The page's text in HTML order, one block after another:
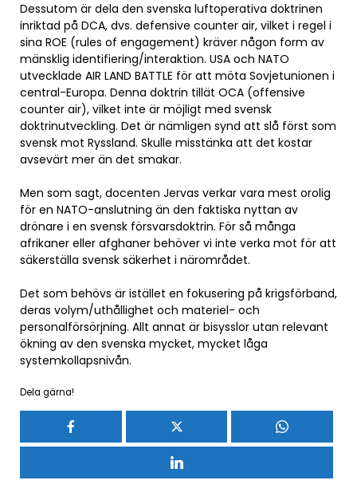
Dessutom är dela den svenska luftoperativa doktrinen
inriktad på DCA, dvs. defensive counter air, vilket i regel i
sina ROE (rules of engagement) kräver någon form av
mänsklig identifiering/interaktion. USA och NATO
utvecklade AIR LAND BATTLE för att möta Sovjetunionen i
central-Europa. Denna doktrin tillät OCA (offensive
counter air), vilket inte är möjligt med svensk
doktrinutveckling. Det är nämligen synd att slå först som
svensk mot Ryssland. Skulle misstänka att det kostar
avsevärt mer än det smakar.
Men som sagt, docenten Jervas verkar vara mest orolig
för en NATO-anslutning än den faktiska nyttan av
drönare i en svensk försvarsdoktrin. För så många
afrikaner eller afghaner behöver vi inte verka mot för att
säkerställa svensk säkerhet i närområdet.
Det som behövs är istället en fokusering på krigsförband,
deras volym/uthållighet och materiel- och
personalförsörjning. Allt annat är bisysslor utan relevant
ökning av den svenska mycket, mycket låga
systemkollapsnivån.
Dela gärna!